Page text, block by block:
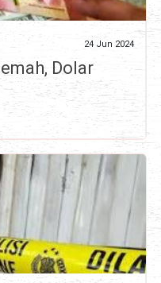
24 Jun 2024
Dolar